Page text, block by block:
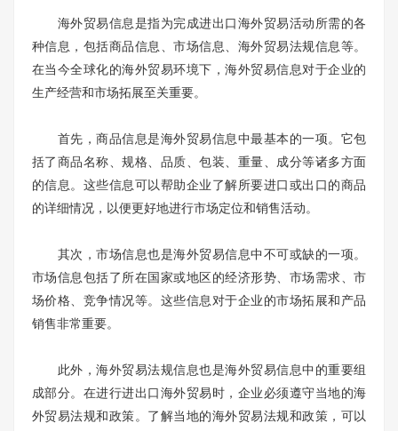
海外贸易信息是指为完成进出口海外贸易活动所需的各
种信息，包括商品信息、市场信息、海外贸易法规信息等。
在当今全球化的海外贸易环境下，海外贸易信息对于企业的
生产经营和市场拓展至关重要。
首先，商品信息是海外贸易信息中最基本的一项。它包
括了商品名称、规格、品质、包装、重量、成分等诸多方面
的信息。这些信息可以帮助企业了解所要进口或出口的商品
的详细情况，以便更好地进行市场定位和销售活动。
其次，市场信息也是海外贸易信息中不可或缺的一项。
市场信息包括了所在国家或地区的经济形势、市场需求、市
场价格、竞争情况等。这些信息对于企业的市场拓展和产品
销售非常重要。
此外，海外贸易法规信息也是海外贸易信息中的重要组
成部分。在进行进出口海外贸易时，企业必须遵守当地的海
外贸易法规和政策。了解当地的海外贸易法规和政策，可以